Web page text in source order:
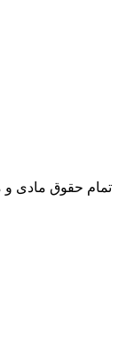
تمام حقوق مادی و